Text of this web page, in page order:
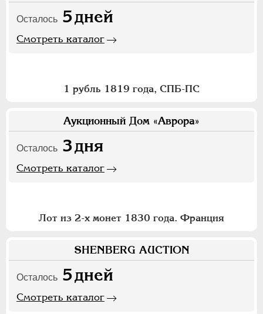
SHENBERG AUCTION
Осталось дней
1 рубль 1819 года, СПБ-ПС
Аукционный Дом «Аврора»
Осталось 3дня
Смотреть каталог